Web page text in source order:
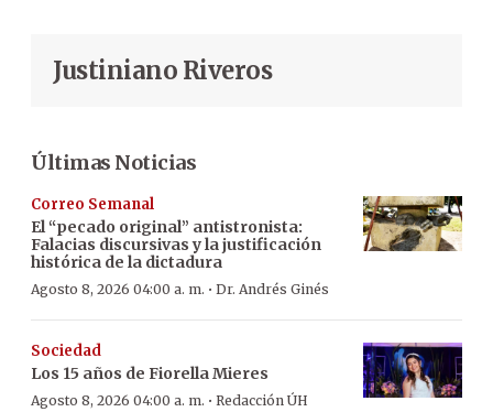
Justiniano Riveros
Últimas Noticias
Correo Semanal
El “pecado original” antistronista:
Falacias discursivas y la justificación
histórica de la dictadura
Agosto 8, 2026 04:00 a. m. · Dr. Andrés Ginés
Sociedad
Los 15 años de Fiorella Mieres
Agosto 8, 2026 04:00 a. m. · Redacción ÚH